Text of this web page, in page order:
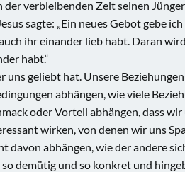
verbleibenden Zeit seinen
sagte: „Ein neues Gebot gebe
ihr einander lieb habt. Daran
habt.“
uns geliebt hat. Unsere
abhängen, wie viele
oder Vorteil abhängen, dass
wirken, von denen wir uns
davon abhängen, wie der andere
demütig und so konkret und